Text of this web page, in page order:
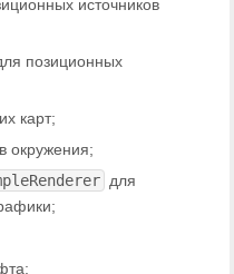
источников
позиционных
карт;
окружения;
для